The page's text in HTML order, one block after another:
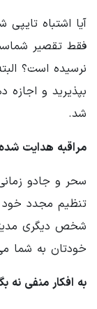
آیا اشتباه
فقط تقصیر
نرسیده است؟
بپذیرید و
شد.
مراقبه هدایت
سحر و جادو
تنظیم مجدد خود
شخص دیگری
خودتان به شما
به افکار منفی نه